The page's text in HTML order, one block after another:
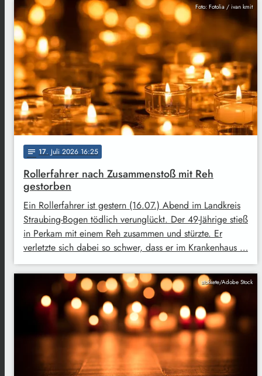
Foto: Fotolia / ivan kmit
notes 17. Juli 2026 16:25
Rollerfahrer nach Zusammenstoß mit Reh
gestorben
Ein Rollerfahrer ist gestern (16.07.) Abend im Landkreis
Straubing-Bogen tödlich verunglückt. Der 49-Jährige stieß
in Perkam mit einem Reh zusammen und stürzte. Er
verletzte sich dabei so schwer, dass er im Krankenhaus …
stokkete/Adobe Stock